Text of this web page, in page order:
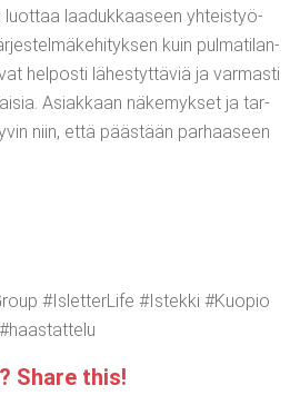
luot­taa laa­duk­kaa­seen yhteis­työ­
kuin pul­ma­ti­lan­
hel­pos­ti lähes­tyt­tä­viä ja var­mas­ti
Asiak­kaan näke­myk­set ja tar­
niin, että pääs­tään par­haa­seen
#Islet­ter­Li­fe #Istek­ki #Kuo­pio
Sha­re this!